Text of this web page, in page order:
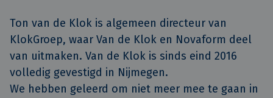
Ton van de Klok is algemeen directeur van
KlokGroep, waar Van de Klok en Novaform deel
van uitmaken. Van de Klok is sinds eind 2016
volledig gevestigd in Nijmegen.
We hebben geleerd om niet meer mee te gaan in